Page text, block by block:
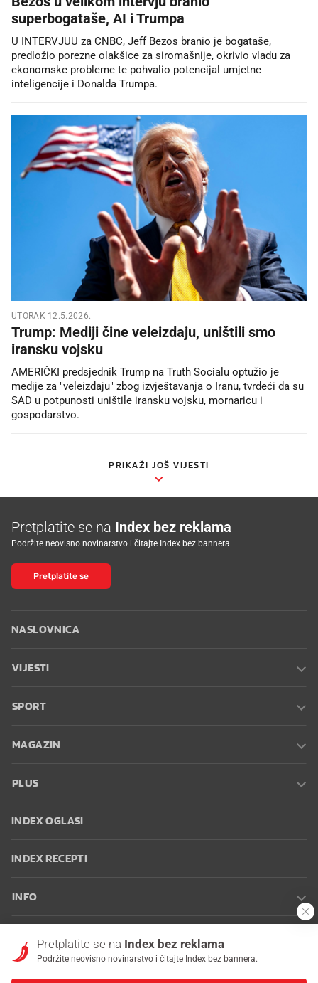
superbogataše, AI i Trumpa
U INTERVJUU za CNBC, Jeff Bezos branio je bogataše,
predložio porezne olakšice za siromašnije, okrivio vladu za
ekonomske probleme te pohvalio potencijal umjetne
inteligencije i Donalda Trumpa.
UTORAK 12.5.2026.
Trump: Mediji čine veleizdaju, uništili smo
iransku vojsku
AMERIČKI predsjednik Trump na Truth Socialu optužio je
medije za "veleizdaju" zbog izvještavanja o Iranu, tvrdeći da su
SAD u potpunosti uništile iransku vojsku, mornaricu i
gospodarstvo.
PRIKAŽI JOŠ VIJESTI
Pretplatite se na Index bez reklama
Podržite neovisno novinarstvo i čitajte Index bez bannera.
Pretplatite se
NASLOVNICA
VIJESTI
SPORT
MAGAZIN
PLUS
INDEX OGLASI
INDEX RECEPTI
INFO
korištenja
Postavke kolačića
Pretplatite se na Index bez reklama
Podržite neovisno novinarstvo i čitajte Index bez bannera.